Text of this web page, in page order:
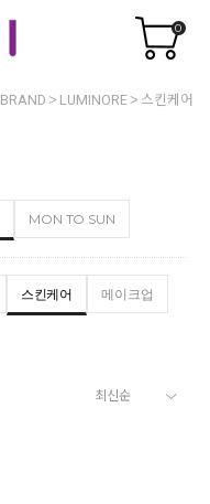
0
BRAND LUMINORE 스킨케어
MON TO SUN
스킨케어 메이크업